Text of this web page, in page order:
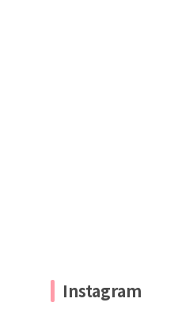
Instagram